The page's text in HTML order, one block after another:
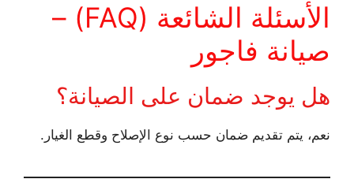
الأسئلة الشائعة (FAQ) –
صيانة فاجور
هل يوجد ضمان على الصيانة؟
نعم، يتم تقديم ضمان حسب نوع الإصلاح وقطع الغيار.